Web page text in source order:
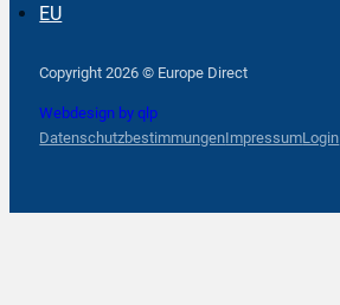
EU
Copyright 2026 © Europe Direct
Webdesign by qlp
DatenschutzbestimmungenImpressumLogin